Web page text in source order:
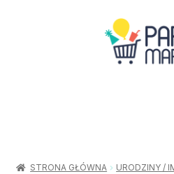
STRONA GŁÓWNA URODZINY /